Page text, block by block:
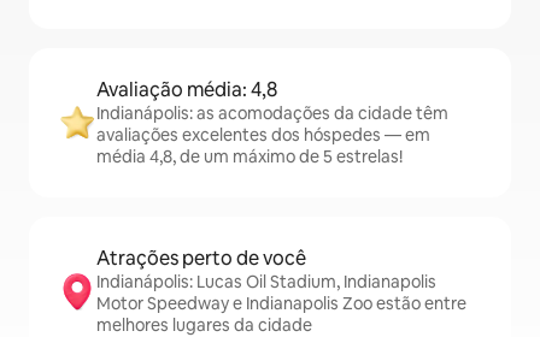
Avaliação média: 4,8
Indianápolis: as acomodações da cidade têm
avaliações excelentes dos hóspedes — em
média 4,8, de um máximo de 5 estrelas!
Atrações perto de você
Indianápolis: Lucas Oil Stadium, Indianapolis
Motor Speedway e Indianapolis Zoo estão entre
melhores lugares da cidade